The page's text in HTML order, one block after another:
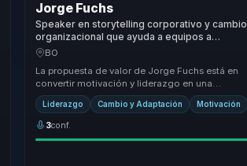
Jorge Fuchs
Speaker en storytelling corporativo y cambio
organizacional que ayuda a equipos a
convertir desmotivacion en liderazgo,
BO
La propuesta de valor de Jorge Fuchs está en
convertir motivación y liderazgo en una
experiencia útil para fortalecer cohesión,
actitud y...
Liderazgo Cambio y Adaptación Motivación
3conf.